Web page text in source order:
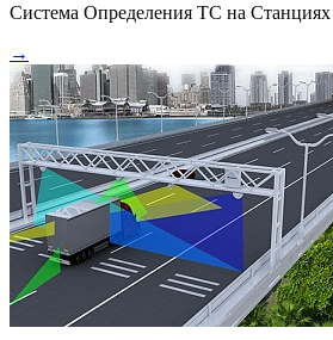
Система Определения ТС на
→